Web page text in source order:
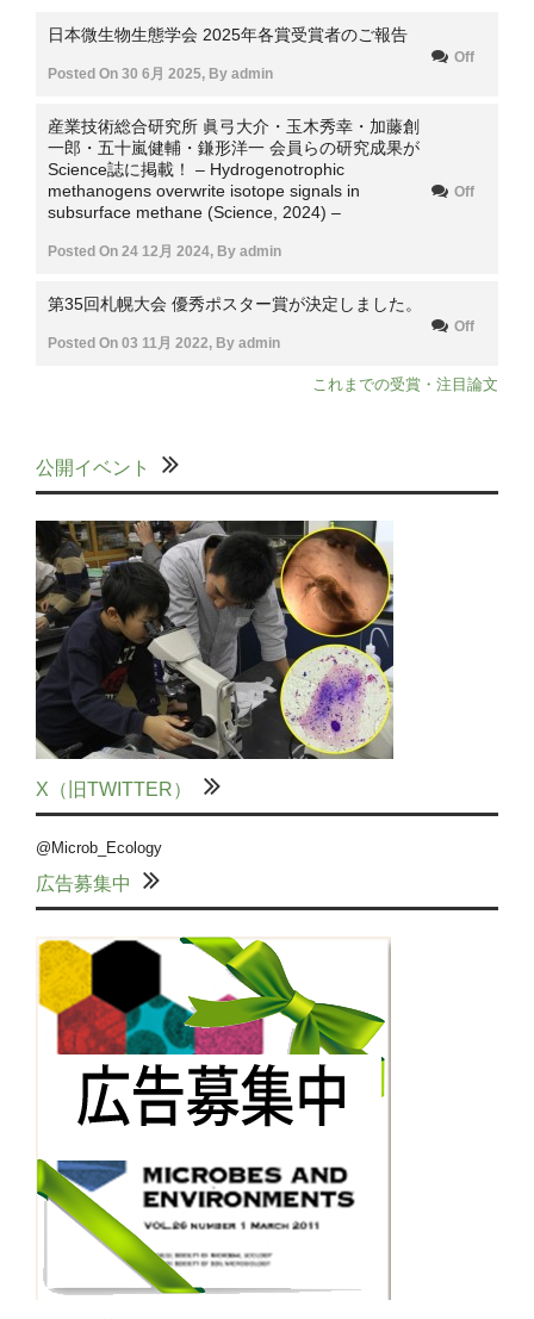
日本微生物生態学会 2025年各賞受賞者のご報告
Posted On 30 6月 2025, By admin
Off
産業技術総合研究所 眞弓大介・玉木秀幸・加藤創
一郎・五十嵐健輔・鎌形洋一 会員らの研究成果が
Science誌に掲載！ – Hydrogenotrophic
methanogens overwrite isotope signals in
subsurface methane (Science, 2024) –
Posted On 24 12月 2024, By admin
Off
第35回札幌大会 優秀ポスター賞が決定しました。
Posted On 03 11月 2022, By admin
Off
これまでの受賞・注目論文
公開イベント
X（旧TWITTER）
@Microb_Ecology
広告募集中